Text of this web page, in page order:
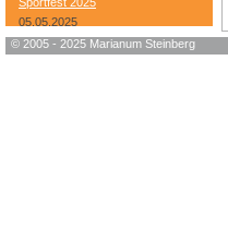
05.05.2025
Bundesheer-Tag
© 2005 - 2025 Marianum Steinberg